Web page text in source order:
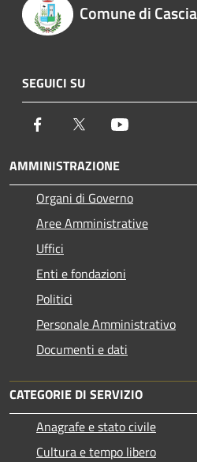
Comune di
SEGUICI SU
Facebook Twitter
AMMINISTRAZIONE
Organi di Governo
Aree Amministrative
Uffici
Enti e fondazioni
Politici
Personale Amministrativo
Documenti e dati
CATEGORIE DI SERVIZIO
Anagrafe e stato civile
Cultura e tempo libero